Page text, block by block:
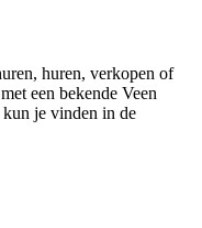
huren, verkopen of
een bekende Veen
kun je vinden in de